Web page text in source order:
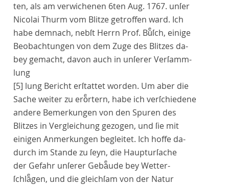
ten, als am verwichenen 6ten Aug. 1767. unſer
Nicolai Thurm vom Blitze getroffen ward. Ich
habe demnach, nebſt Herrn Prof. Buͤſch, einige
Beobachtungen von dem Zuge des Blitzes da-
bey gemacht, davon auch in unſerer Verſamm-
lung
[5] lung Bericht erſtattet worden. Um aber die
Sache weiter zu eroͤrtern, habe ich verſchiedene
andere Bemerkungen von den Spuren des
Blitzes in Vergleichung gezogen, und ſie mit
einigen Anmerkungen begleitet. Ich hoffe da-
durch im Stande zu ſeyn, die Haupturſache
der Gefahr unſerer Gebaͤude bey Wetter-
ſchlaͤgen, und die gleichſam von der Natur